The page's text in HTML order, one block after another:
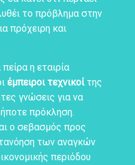
το πρόβλημα στην
πρόχειρη και
η εταιρία
έμπειροι τεχνικοίτης
γνώσεις για να
πρόκληση.
ο σεβασμός προς
των αναγκών
περιόδου